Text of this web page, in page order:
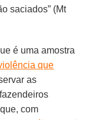
saciados” (Mt
é uma amostra
que
as
com